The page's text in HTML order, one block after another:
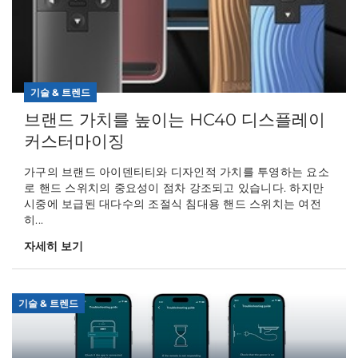
기술 & 트렌드
브랜드 가치를 높이는 HC40 디스플레이
커스터마이징
가구의 브랜드 아이덴티티와 디자인적 가치를 투영하는 요소
로 핸드 스위치의 중요성이 점차 강조되고 있습니다. 하지만
시중에 보급된 대다수의 조절식 침대용 핸드 스위치는 여전
히...
자세히 보기
기술 & 트렌드